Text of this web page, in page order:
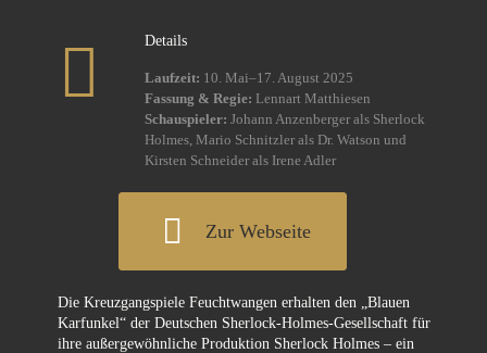
Details
Laufzeit: 10. Mai–17. August 2025
Fassung & Regie: Lennart Matthiesen
Schauspieler: Johann Anzenberger als Sherlock
Holmes, Mario Schnitzler als Dr. Watson und
Kirsten Schneider als Irene Adler
Zur Webseite
Die Kreuzgangspiele Feuchtwangen erhalten den „Blauen
Karfunkel“ der Deutschen Sherlock-Holmes-Gesellschaft für
ihre außergewöhnliche Produktion Sherlock Holmes – ein